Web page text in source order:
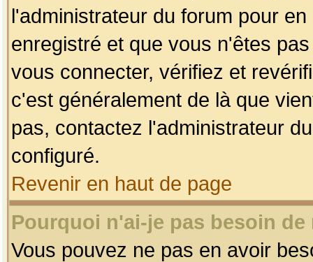
l'administrateur du forum pour
enregistré et que vous n'êtes
vous connecter, vérifiez et
c'est généralement de là que
pas, contactez l'administrateur
configuré.
Revenir en haut de page
Pourquoi n'ai-je pas besoin
Vous pouvez ne pas en avoir